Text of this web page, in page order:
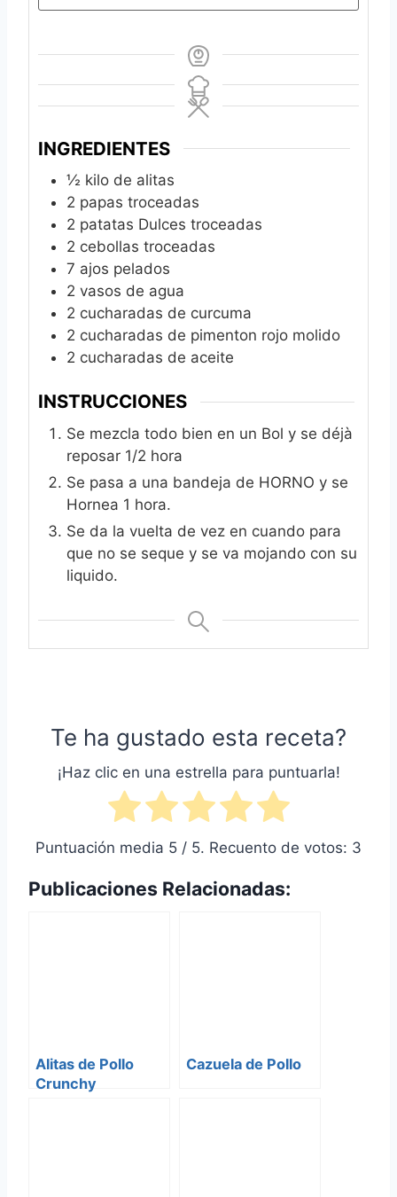
INGREDIENTES
½ kilo de alitas
2 papas troceadas
2 patatas Dulces troceadas
2 cebollas troceadas
7 ajos pelados
2 vasos de agua
2 cucharadas de curcuma
2 cucharadas de pimenton rojo molido
2 cucharadas de aceite
INSTRUCCIONES
Se mezcla todo bien en un Bol y se déjà
reposar 1/2 hora
Se pasa a una bandeja de HORNO y se
Hornea 1 hora.
Se da la vuelta de vez en cuando para
que no se seque y se va mojando con su
liquido.
Te ha gustado esta receta?
¡Haz clic en una estrella para puntuarla!
Puntuación media 5 / 5. Recuento de votos: 3
Publicaciones Relacionadas:
Alitas de Pollo
Crunchy
Cazuela de Pollo